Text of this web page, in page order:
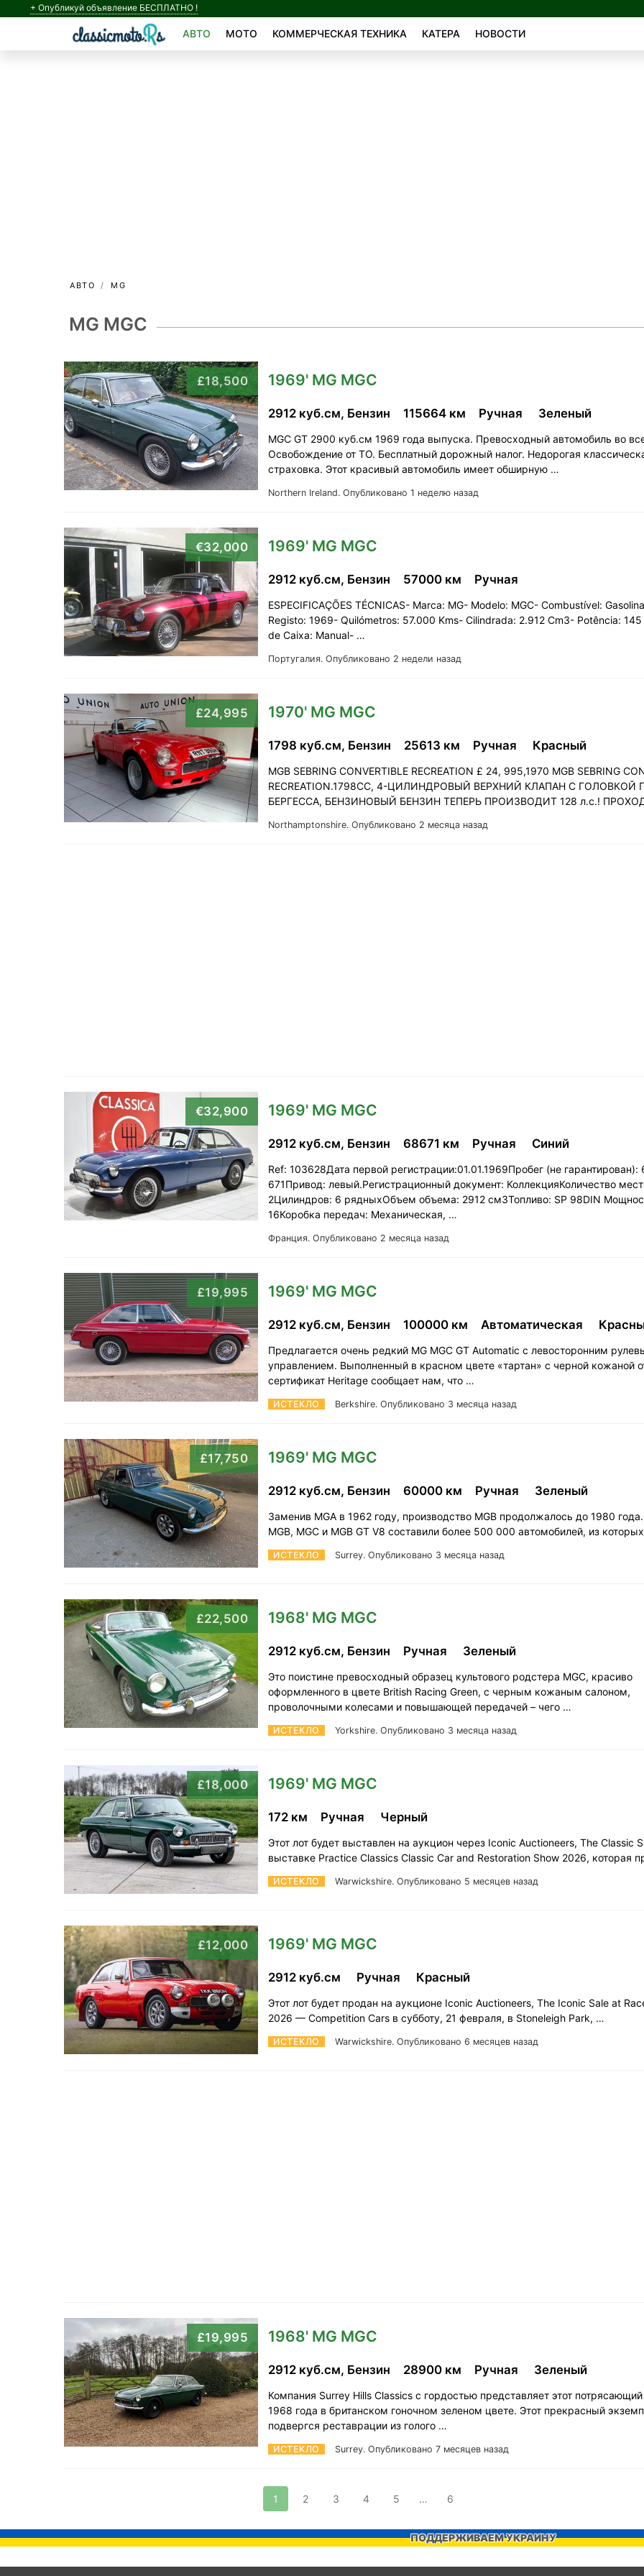
+ Опубликуй объявление БЕСПЛАТНО !
АВТО МОТО КОММЕРЧЕСКАЯ ТЕХНИКА КАТЕРА НОВОСТИ
АВТО MG
MG MGC
£18,500 1969' MG MGC
Northern Ireland. Опубликовано 1 неделю назад
2912 куб.см, Бензин 115664 км Ручная Зеленый
MGC GT 2900 куб.см 1969 года выпуска. Превосходный автомобиль во
Освобождение от ТО. Бесплатный дорожный налог. Недорогая
страховка. Этот красивый автомобиль имеет обширную …
€32,000 1969' MG MGC
Португалия. Опубликовано 2 недели назад
2912 куб.см, Бензин 57000 км Ручная
ESPECIFICAÇÕES TÉCNICAS- Marca: MG- Modelo: MGC- Combustível:
Registo: 1969- Quilómetros: 57.000 Kms- Cilindrada: 2.912 Cm3- Potência:
de Caixa: Manual- …
£24,995 1970' MG MGC
Northamptonshire. Опубликовано 2 месяца назад
1798 куб.см, Бензин 25613 км Ручная Красный
MGB SEBRING CONVERTIBLE RECREATION £ 24, 995,1970 MGB SEBRING
RECREATION.1798CC, 4-ЦИЛИНДРОВЫЙ ВЕРХНИЙ КЛАПАН С ГОЛОВКОЙ
БЕРГЕССА, БЕНЗИНОВЫЙ БЕНЗИН ТЕПЕРЬ ПРОИЗВОДИТ 128 л.с.!
€32,900 1969' MG MGC
Франция. Опубликовано 2 месяца назад
2912 куб.см, Бензин 68671 км Ручная Синий
Ref: 103628Дата первой регистрации:01.01.1969Пробег (не гарантирован):
671Привод: левый.Регистрационный документ: КоллекцияКоличество
2Цилиндров: 6 рядныхОбъем объема: 2912 см3Топливо: SP 98DIN
16Коробка передач: Механическая, …
£19,995 1969' MG MGC
ИСТЕКЛО Berkshire. Опубликовано 3 месяца назад
2912 куб.см, Бензин 100000 км Автоматическая
Предлагается очень редкий MG MGC GT Automatic с левосторонним
управлением. Выполненный в красном цвете «тартан» с черной кожаной
сертификат Heritage сообщает нам, что …
£17,750 1969' MG MGC
ИСТЕКЛО Surrey. Опубликовано 3 месяца назад
2912 куб.см, Бензин 60000 км Ручная Зеленый
Заменив MGA в 1962 году, производство MGB продолжалось до 1980
MGB, MGC и MGB GT V8 составили более 500 000 автомобилей, из
£22,500 1968' MG MGC
ИСТЕКЛО Yorkshire. Опубликовано 3 месяца назад
2912 куб.см, Бензин Ручная Зеленый
Это поистине превосходный образец культового родстера MGC, красиво
оформленного в цвете British Racing Green, с черным кожаным салоном,
проволочными колесами и повышающей передачей – чего …
£18,000 1969' MG MGC
ИСТЕКЛО Warwickshire. Опубликовано 5 месяцев назад
172 км Ручная Черный
Этот лот будет выставлен на аукцион через Iconic Auctioneers, The Classic
выставке Practice Classics Classic Car and Restoration Show 2026, которая
£12,000 1969' MG MGC
ИСТЕКЛО Warwickshire. Опубликовано 6 месяцев назад
2912 куб.см Ручная Красный
Этот лот будет продан на аукционе Iconic Auctioneers, The Iconic Sale at
2026 — Competition Cars в субботу, 21 февраля, в Stoneleigh Park, …
£19,995 1968' MG MGC
ИСТЕКЛО Surrey. Опубликовано 7 месяцев назад
2912 куб.см, Бензин 28900 км Ручная Зеленый
Компания Surrey Hills Classics с гордостью представляет этот потрясающий
1968 года в британском гоночном зеленом цвете. Этот прекрасный
подвергся реставрации из голого …
1 2 3 4 5 … 6
ПОДДЕРЖИВАЕМ УКРАИНУ